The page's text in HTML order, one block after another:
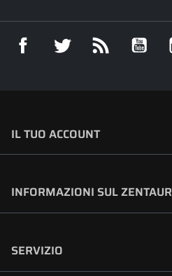
Facebook Twitter
IL TUO ACCOUNT
INFORMAZIONI SUL
SERVIZIO